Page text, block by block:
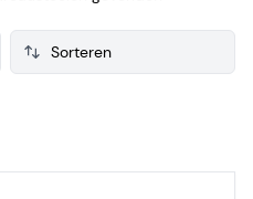
een weloverwogen keuze